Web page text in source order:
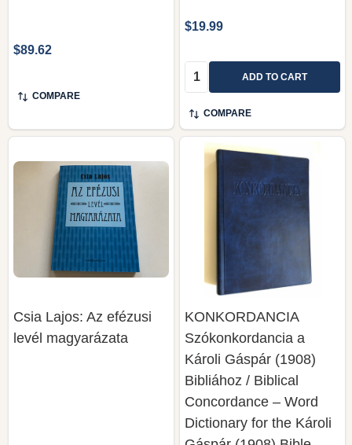
$89.62
COMPARE
$19.99
Quantity: ADD TO CART
COMPARE
Csia Lajos: Az efézusi
levél magyarázata
KONKORDANCIA
Szókonkordancia a
Károli Gáspár (1908)
Bibliához / Biblical
Concordance – Word
Dictionary for the Károli